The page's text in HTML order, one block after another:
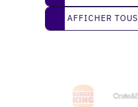
Afficher tous les
AFFICHER